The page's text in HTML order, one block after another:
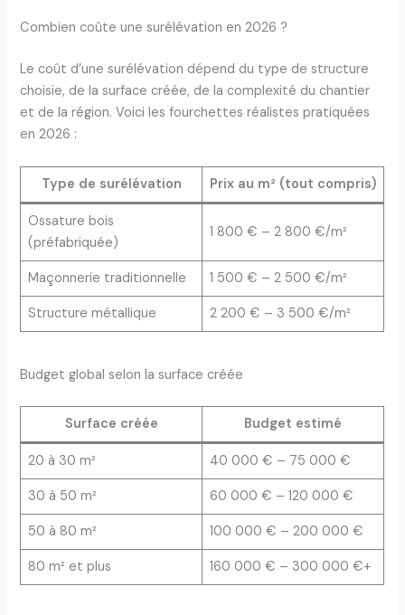
Combien coûte une surélévation en 2026 ?
Le coût d’une surélévation dépend du type de structure
choisie, de la surface créée, de la complexité du chantier
et de la région. Voici les fourchettes réalistes pratiquées
en 2026 :
Type de surélévation Prix au m² (tout compris)
Ossature bois
(préfabriquée)
1 800 € – 2 800 €/m²
Maçonnerie traditionnelle 1 500 € – 2 500 €/m²
Structure métallique 2 200 € – 3 500 €/m²
Budget global selon la surface créée
Surface créée Budget estimé
20 à 30 m² 40 000 € – 75 000 €
30 à 50 m² 60 000 € – 120 000 €
50 à 80 m² 100 000 € – 200 000 €
80 m² et plus 160 000 € – 300 000 €+